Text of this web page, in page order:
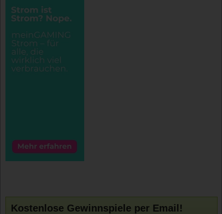
Kostenlose Gewinnspiele per Email!